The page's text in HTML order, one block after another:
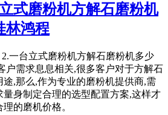
式磨粉机方解石磨粉机
林鸿程
一台立式磨粉机方解石磨粉机多少
户需求息息相关,很多客户对于方解石
,那么,作为专业的磨粉机提供商,需
量身制定合理的选型配置方案,这样才
的磨机价格。